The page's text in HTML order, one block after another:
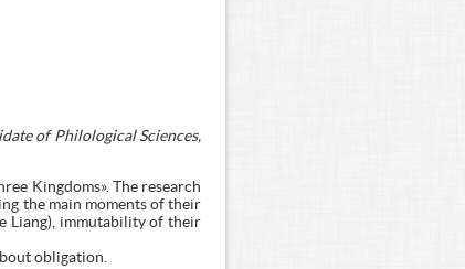
of Philological Sciences,
Kingdoms». The research
the main moments of their
Liang), immutability of their
obligation.